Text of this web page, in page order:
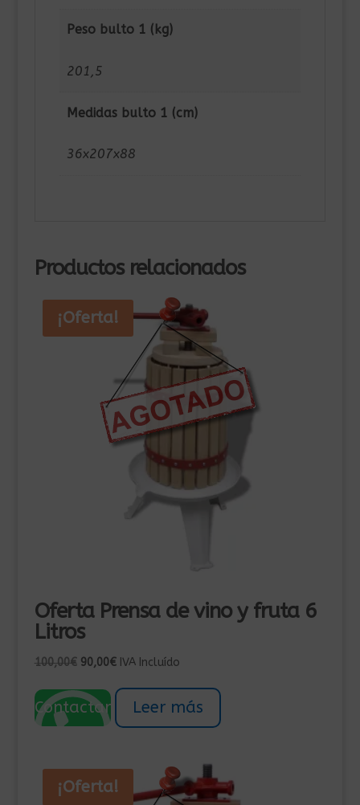
Peso bulto 1 (kg)
201,5
Medidas bulto 1 (cm)
36x207x88
Productos relacionados
¡Oferta!
Oferta Prensa de vino y fruta 6
Litros
100,00€ El
original
era:
90,00€El
actual
IVA Incluído
Contactar Leer más
¡Oferta!